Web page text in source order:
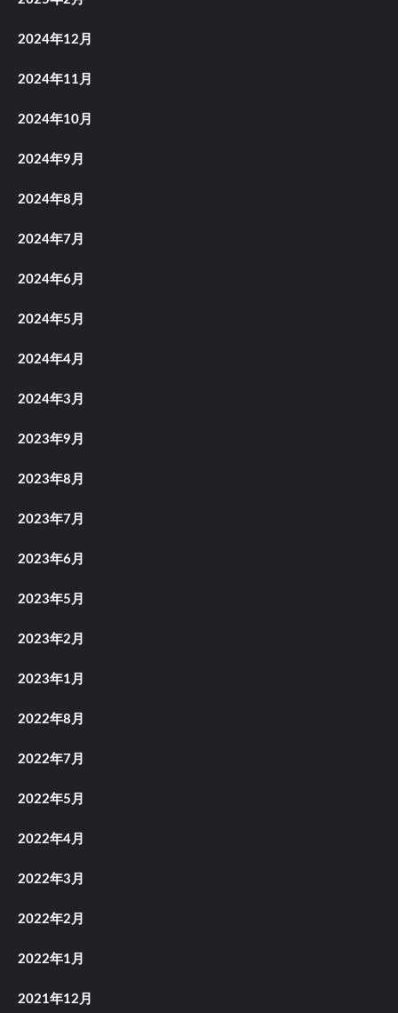
2024年12月
2024年11月
2024年10月
2024年9月
2024年8月
2024年7月
2024年6月
2024年5月
2024年4月
2024年3月
2023年9月
2023年8月
2023年7月
2023年6月
2023年5月
2023年2月
2023年1月
2022年8月
2022年7月
2022年5月
2022年4月
2022年3月
2022年2月
2022年1月
2021年12月